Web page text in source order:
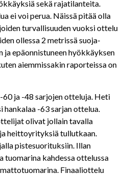
sekä rajatilanteita.
ei voi perua. Näissä pitää olla
turvallisuuden vuoksi ottelu
ollessa 2 metrissä suoja-
ja epäonnistuneen hyökkäyksen
aiemmissakin raporteissa on
60 ja -48 sarjojen otteluja. Heti
-63 sarjan ottelua.
olivat jollain tavalla
heittoyrityksiä tullutkaan.
pistesuorituksiin. Illan
tuomarina kahdessa ottelussa
Finaaliottelu